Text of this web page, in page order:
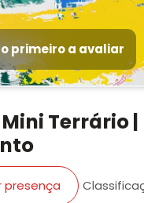
primeiro a avaliar
Terrário |
presença